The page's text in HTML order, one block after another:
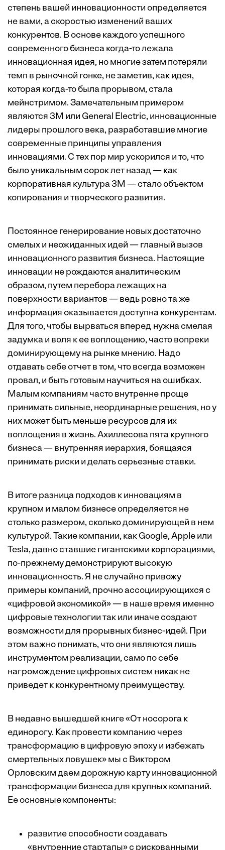
степень вашей инновационности определяется
не вами, а скоростью изменений ваших
конкурентов. В основе каждого успешного
современного бизнеса когда-то лежала
инновационная идея, но многие затем потеряли
темп в рыночной гонке, не заметив, как идея,
которая когда-то была прорывом, стала
мейнстримом. Замечательным примером
являются 3M или General Electric, инновационные
лидеры прошлого века, разработавшие многие
современные принципы управления
инновациями. С тех пор мир ускорился и то, что
было уникальным сорок лет назад — как
корпоративная культура 3M — стало объектом
копирования и творческого развития.
Постоянное генерирование новых достаточно
смелых и неожиданных идей — главный вызов
инновационного развития бизнеса. Настоящие
инновации не рождаются аналитическим
образом, путем перебора лежащих на
поверхности вариантов — ведь ровно та же
информация оказывается доступна конкурентам.
Для того, чтобы вырваться вперед нужна смелая
задумка и воля к ее воплощению, часто вопреки
доминирующему на рынке мнению. Надо
отдавать себе отчет в том, что всегда возможен
провал, и быть готовым научиться на ошибках.
Малым компаниям часто внутренне проще
принимать сильные, неординарные решения, но у
них может быть меньше ресурсов для их
воплощения в жизнь. Ахиллесова пята крупного
бизнеса — внутренняя иерархия, боящаяся
принимать риски и делать серьезные ставки.
В итоге разница подходов к инновациям в
крупном и малом бизнесе определяется не
столько размером, сколько доминирующей в нем
культурой. Такие компании, как Google, Apple или
Tesla, давно ставшие гигантскими корпорациями,
по-прежнему демонстрируют высокую
инновационность. Я не случайно привожу
примеры компаний, прочно ассоциирующихся с
«цифровой экономикой» — в наше время именно
цифровые технологии так или иначе создают
возможности для прорывных бизнес-идей. При
этом важно понимать, что они являются лишь
инструментом реализации, само по себе
нагромождение цифровых систем никак не
приведет к конкурентному преимуществу.
В недавно вышедшей книге«От носорога к
единорогу. Как провести компанию через
трансформацию в цифровую эпоху и избежать
смертельных ловушек» мы с Виктором
Орловским даем дорожную карту инновационной
трансформации бизнеса для крупных компаний.
Ее основные компоненты:
развитие способности создавать
«внутренние стартапы» с рискованными